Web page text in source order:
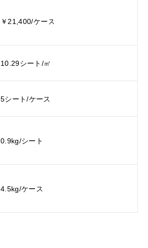
￥21,400/ケース
10.29シート/㎡
5シート/ケース
0.9kg/シート
4.5kg/ケース